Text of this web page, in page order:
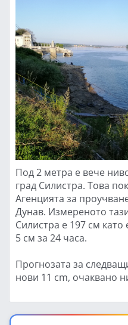
Под 2 метра е вече
град Силистра. Това
Агенцията за
Дунав. Измереното
Силистра е 197 см
5 см за 24 часа.
Прогнозата за
нови 11 cm, очаквано